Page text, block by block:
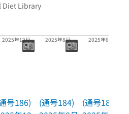
Diet Library
2025年12月
号186)
2025年8月
(通号184)
2025年6月
(通号183)